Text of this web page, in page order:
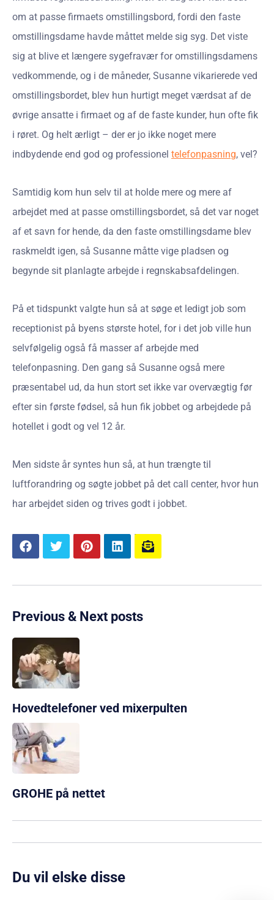
om at passe firmaets omstillingsbord, fordi den faste
omstillingsdame havde måttet melde sig syg. Det viste
sig at blive et længere sygefravær for omstillingsdamens
vedkommende, og i de måneder, Susanne vikarierede ved
omstillingsbordet, blev hun hurtigt meget værdsat af de
øvrige ansatte i firmaet og af de faste kunder, hun ofte fik
i røret. Og helt ærligt – der er jo ikke noget mere
indbydende end god og professionel telefonpasning, vel?
Samtidig kom hun selv til at holde mere og mere af
arbejdet med at passe omstillingsbordet, så det var noget
af et savn for hende, da den faste omstillingsdame blev
raskmeldt igen, så Susanne måtte vige pladsen og
begynde sit planlagte arbejde i regnskabsafdelingen.
På et tidspunkt valgte hun så at søge et ledigt job som
receptionist på byens største hotel, for i det job ville hun
selvfølgelig også få masser af arbejde med
telefonpasning. Den gang så Susanne også mere
præsentabel ud, da hun stort set ikke var overvægtig før
efter sin første fødsel, så hun fik jobbet og arbejdede på
hotellet i godt og vel 12 år.
Men sidste år syntes hun så, at hun trængte til
luftforandring og søgte jobbet på det call center, hvor hun
har arbejdet siden og trives godt i jobbet.
Previous & Next posts
Hovedtelefoner ved mixerpulten
GROHE på nettet
Du vil elske disse